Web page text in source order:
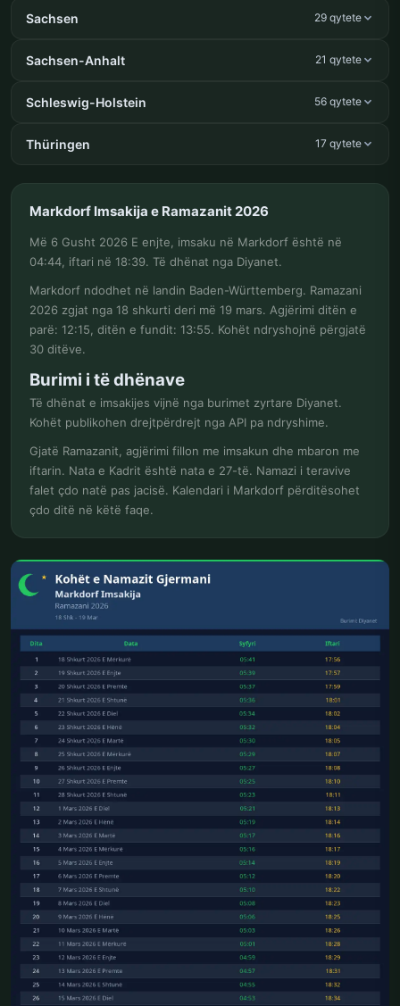
Sachsen 29 qytete
Sachsen-Anhalt 21 qytete
Schleswig-Holstein 56 qytete
Thüringen 17 qytete
Markdorf Imsakija e Ramazanit 2026
Më 6 Gusht 2026 E enjte, imsaku në Markdorf është në
04:44, iftari në 18:39. Të dhënat nga Diyanet.
Markdorf ndodhet në landin Baden-Württemberg. Ramazani
2026 zgjat nga 18 shkurti deri më 19 mars. Agjërimi ditën e
parë: 12:15, ditën e fundit: 13:55. Kohët ndryshojnë përgjatë
30 ditëve.
Burimi i të dhënave
Të dhënat e imsakijes vijnë nga burimet zyrtare Diyanet.
Kohët publikohen drejtpërdrejt nga API pa ndryshime.
Gjatë Ramazanit, agjërimi fillon me imsakun dhe mbaron me
iftarin. Nata e Kadrit është nata e 27-të. Namazi i teravive
falet çdo natë pas jacisë. Kalendari i Markdorf përditësohet
çdo ditë në këtë faqe.